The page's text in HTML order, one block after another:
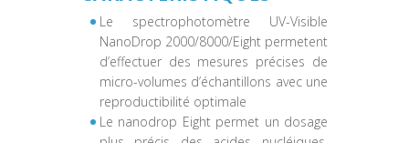
Le spectrophotomètre UV-Visible
NanoDrop 2000/8000/Eight permetent
d’effectuer des mesures précises de
micro-volumes d’échantillons avec une
reproductibilité optimale
Le nanodrop Eight permet un dosage